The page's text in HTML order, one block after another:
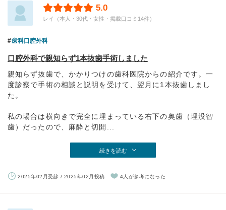
5.0
レイ（本人・30代・女性・掲載口コミ14件）
歯科口腔外科
口腔外科で親知らず1本抜歯手術しました
親知らず抜歯で、かかりつけの歯科医院からの紹介です。一
度診察で手術の相談と説明を受けて、翌月に1本抜歯しまし
た。
私の場合は横向きで完全に埋まっている右下の奥歯（埋没智
歯）だったので、麻酔と切開...
続きを読む
2025年02月受診 / 2025年02月投稿 4人が参考になった